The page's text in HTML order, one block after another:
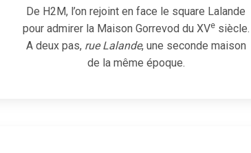
De H2M, l’on rejoint en face le square Lalande
pour admirer la Maison Gorrevod du XVesiècle.
A deux pas, rue Lalande, une seconde maison
de la même époque.